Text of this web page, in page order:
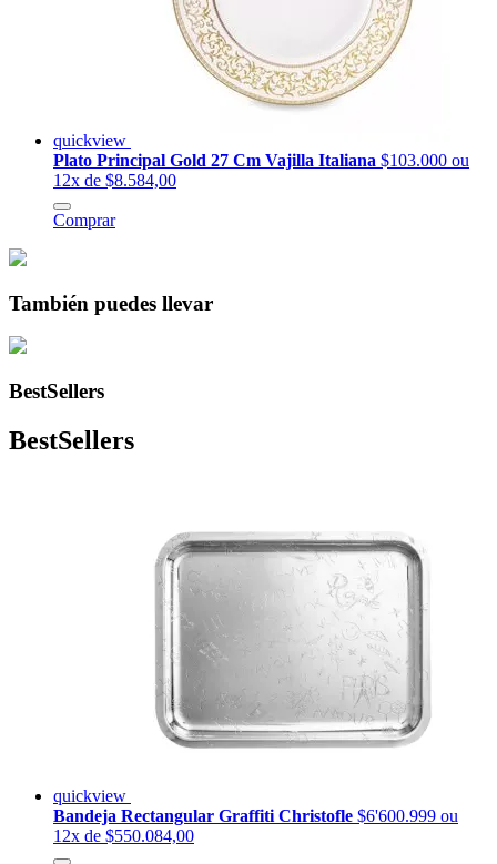
quickview
Plato Principal Gold 27 Cm Vajilla Italiana $103.000 ou
12x de $8.584,00
Comprar
También puedes llevar
BestSellers
BestSellers
quickview
Bandeja Rectangular Graffiti Christofle $6'600.999 ou
12x de $550.084,00